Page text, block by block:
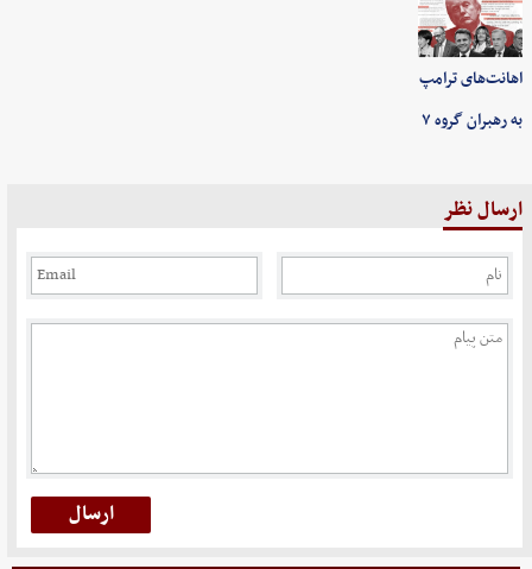
اهانت‌های ترامپ
به رهبران گروه ۷
ارسال نظر